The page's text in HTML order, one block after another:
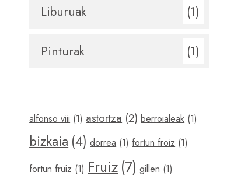
Liburuak (1)
Pinturak (1)
alfonso viii (1) astortza (2) berroialeak (1)
bizkaia (4) dorrea (1) fortun froiz (1)
fortun fruiz (1) Fruiz(7) gillen (1)